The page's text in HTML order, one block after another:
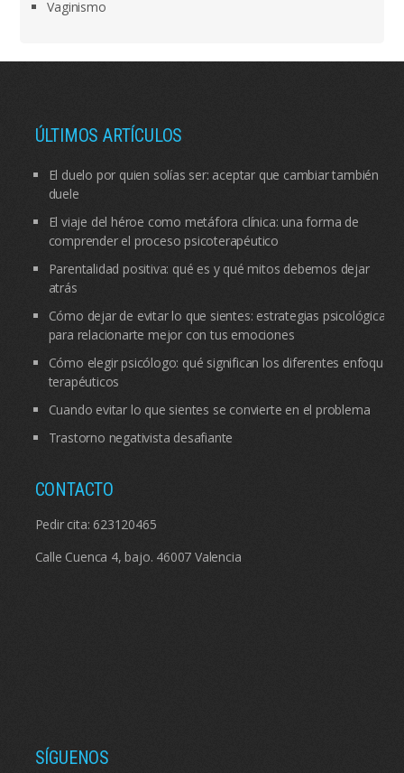
Vaginismo
ÚLTIMOS ARTÍCULOS
El duelo por quien solías ser: aceptar que cambiar también
duele
El viaje del héroe como metáfora clínica: una forma de
comprender el proceso psicoterapéutico
Parentalidad positiva: qué es y qué mitos debemos dejar
atrás
Cómo dejar de evitar lo que sientes: estrategias psicológicas
para relacionarte mejor con tus emociones
Cómo elegir psicólogo: qué significan los diferentes enfoques
terapéuticos
Cuando evitar lo que sientes se convierte en el problema
Trastorno negativista desafiante
CONTACTO
Pedir cita: 623120465
Calle Cuenca 4, bajo. 46007 Valencia
SÍGUENOS